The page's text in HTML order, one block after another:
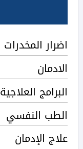
اضرار المخدرات
الادمان
البرامج العلاجية
الطب النفسي
علاج الإدمان